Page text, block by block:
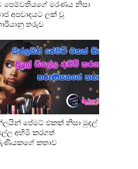
පෙම්වතියගේ මරණය නිසා
අපවාදයට ලක් වූ
තරුව
පේමට් එකක් නිසා මුදල්
අහිමි කරගත්
කතාව